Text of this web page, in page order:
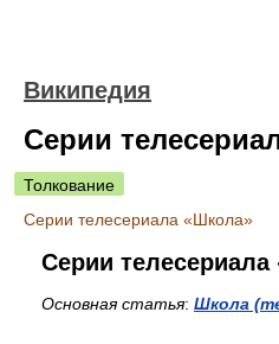
Википедия
Серии
Толкование
Серии телесериала «Школа»
Серии
Основная статья: Школа